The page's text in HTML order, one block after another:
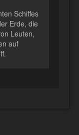
Schiffes
Erde, die
Leuten,
auf